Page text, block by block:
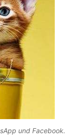
und Facebook.